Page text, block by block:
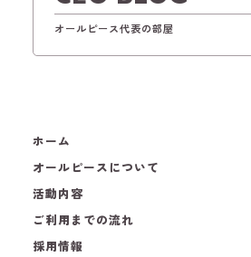
オールピース代表の部屋
ホーム
オールピースについて
活動内容
ご利用までの流れ
採用情報